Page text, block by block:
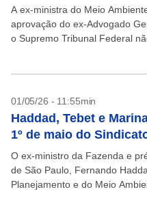
A ex-ministra do Meio
aprovação do ex-Advogado
o Supremo Tribunal Federal
01/05/26 - 11:55min
Haddad, Tebet e
1º de maio do
O ex-ministro da Fazenda e
de São Paulo, Fernando
Planejamento e do Meio